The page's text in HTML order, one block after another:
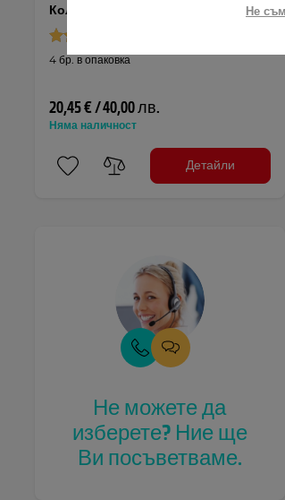
Колчета за батут комплект
4 бр. в опаковка
20,45 € / 40,00 лв.
Няма наличност
Детайли
Не можете да
изберете? Ние ще
Ви посъветваме.
Не